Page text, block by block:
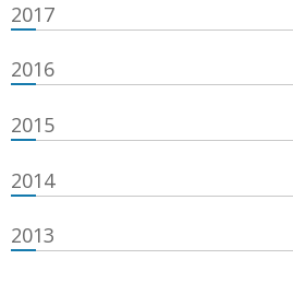
2017
2016
2015
2014
2013